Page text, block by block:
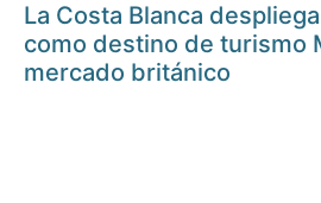
La Costa Blanca
como destino de turismo
mercado británico